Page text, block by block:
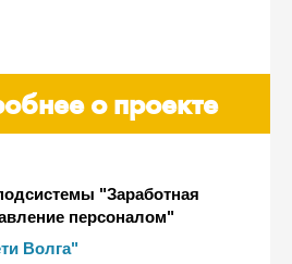
о проекте
"Заработная
персоналом"
системы
Волга"